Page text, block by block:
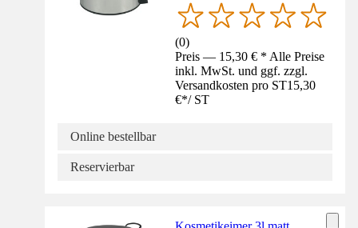
(0)
Preis — 15,30 € * Alle Preise
inkl. MwSt. und ggf. zzgl.
Versandkosten pro ST15,30
€*/ ST
Online bestellbar
Reservierbar